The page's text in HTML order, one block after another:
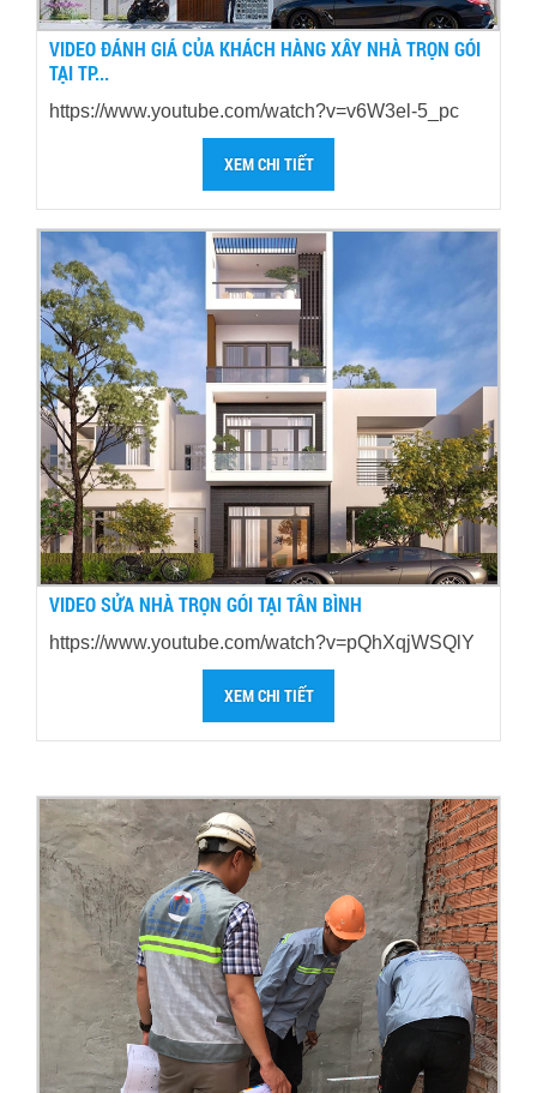
VIDEO ĐÁNH GIÁ CỦA KHÁCH HÀNG XÂY NHÀ TRỌN GÓI
TẠI TP...
https://www.youtube.com/watch?v=v6W3el-5_pc
XEM CHI TIẾT
VIDEO SỬA NHÀ TRỌN GÓI TẠI TÂN BÌNH
https://www.youtube.com/watch?v=pQhXqjWSQlY
XEM CHI TIẾT